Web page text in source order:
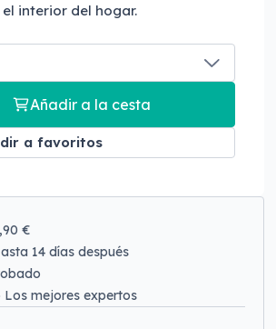
interior del hogar.
Añadir a la cesta
a favoritos
€
14 días después
Los mejores expertos